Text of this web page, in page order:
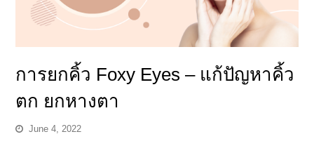
การยกคิ้ว Foxy Eyes – แก้ปัญหาคิ้ว
ตก ยกหางตา
June 4, 2022